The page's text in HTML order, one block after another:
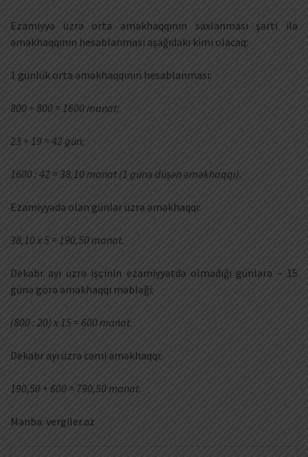
Ezamiyyə üzrə orta əməkhaqqının saxlanması şərti ilə
əməkhaqqının hesablanması aşağıdakı kimi olacaq:
1 günlük orta əməkhaqqının hesablanması:
800 + 800 = 1600 manat;
23 + 19 = 42 gün;
1600 : 42 = 38,10 manat (1 günə düşən əməkhaqqı).
Ezamiyyədə olan günlər üzrə əməkhaqqı:
38,10 x 5 = 190,50 manat.
Dekabr ayı üzrə işçinin ezamiyyətdə olmadığı günlərə – 15
günə görə əməkhaqqı məbləği:
(800 : 20) x 15 = 600 manat.
Dekabr ayı üzrə cəmi əməkhaqqı:
190,50 + 600 = 790,50 manat.
Mənbə: vergiler.az